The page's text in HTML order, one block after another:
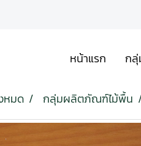
หน้าแรก ก
หมด กลุ่มผลิตภัณฑ์ไม้พื้น